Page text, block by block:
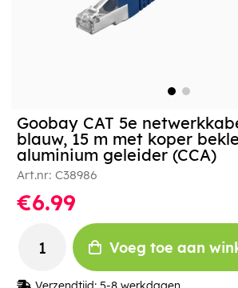
Goobay CAT 5e
blauw, 15 m met koper
aluminium geleider (CCA)
Art.nr: C38986
€6.99
Voeg toe aan